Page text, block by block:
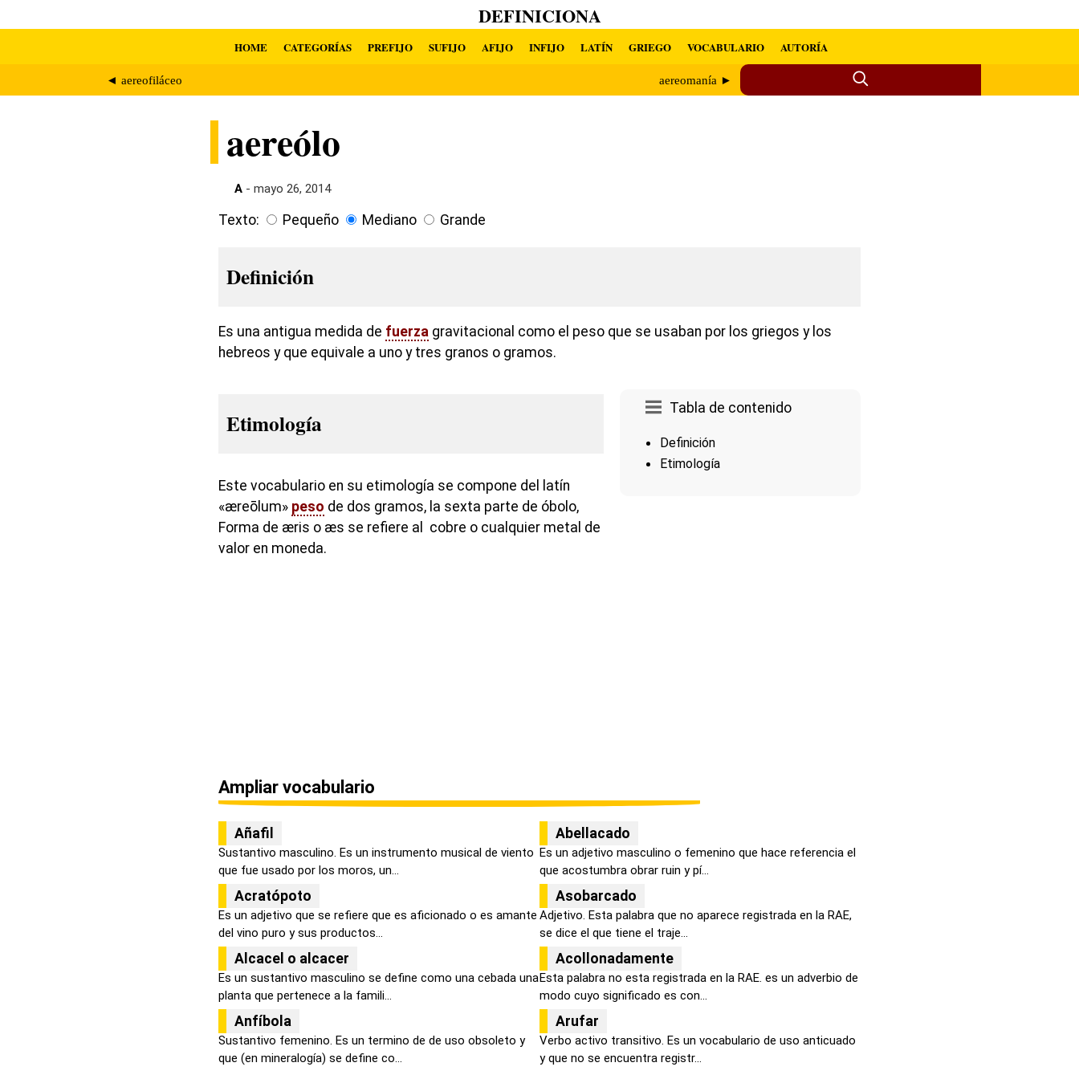
DEFINICIONA
HOME CATEGORÍAS PREFIJO SUFIJO AFIJO INFIJO LATÍN GRIEGO VOCABULARIO AUTORÍA
◄ aereofiláceo aereomanía ►
aereólo
A - mayo 26, 2014
Texto: Pequeño Mediano Grande
Definición
Es una antigua medida de fuerza gravitacional como el peso que se usaban por los griegos y los
hebreos y que equivale a uno y tres granos o gramos.
Tabla de contenido
Definición
Etimología
Etimología
Este vocabulario en su etimología se compone del latín
«æreōlum» peso de dos gramos, la sexta parte de óbolo,
Forma de æris o æs se refiere al cobre o cualquier metal de
valor en moneda.
Ampliar vocabulario
Añafil
Sustantivo masculino. Es un instrumento musical de viento
que fue usado por los moros, un...
Abellacado
Es un adjetivo masculino o femenino que hace referencia el
que acostumbra obrar ruin y pí...
Acratópoto
Es un adjetivo que se refiere que es aficionado o es amante
del vino puro y sus productos...
Asobarcado
Adjetivo. Esta palabra que no aparece registrada en la RAE,
se dice el que tiene el traje...
Alcacel o alcacer
Es un sustantivo masculino se define como una cebada una
planta que pertenece a la famili...
Acollonadamente
Esta palabra no esta registrada en la RAE. es un adverbio de
modo cuyo significado es con...
Anfíbola
Sustantivo femenino. Es un termino de de uso obsoleto y
que (en mineralogía) se define co...
Arufar
Verbo activo transitivo. Es un vocabulario de uso anticuado
y que no se encuentra registr...